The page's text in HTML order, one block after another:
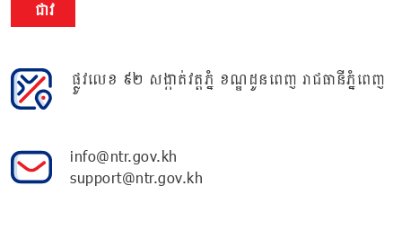
ជាវ
ផ្លូវលេខ ៩២ សង្កាត់វត្តភ្នំ ខណ្ឌដូនពេញ រាជធានីភ្នំពេញ
info@ntr.gov.kh
support@ntr.gov.kh